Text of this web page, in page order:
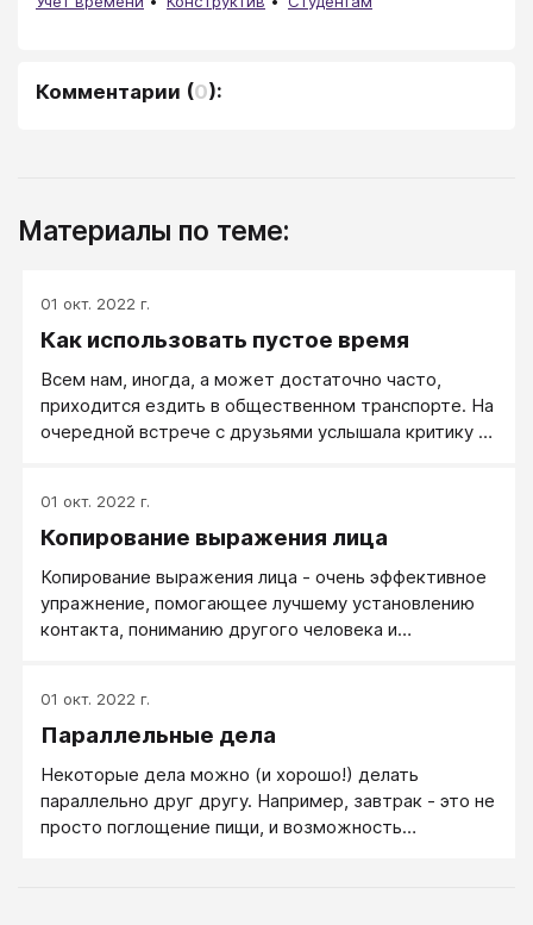
Комментарии (0):
Материалы по теме:
01 окт. 2022 г.
Как использовать пустое время
Всем нам, иногда, а может достаточно часто,
приходится ездить в общественном транспорте. На
очередной встрече с друзьями услышала критику и
сделать поездки в метро или автобусе
интересными, полезными?
01 окт. 2022 г.
Копирование выражения лица
Копирование выражения лица - очень эффективное
упражнение, помогающее лучшему установлению
контакта, пониманию другого человека и
все равно нечего. Если есть опасение, что в метро
человек напротив заметит, как вы копируете его
находится в соседнем вагоне. Два ряда толстых
стекол, отделяющих вас - надежная защита!
01 окт. 2022 г.
Параллельные дела
Некоторые дела можно (и хорошо!) делать
параллельно друг другу. Например, завтрак - это не
просто поглощение пищи, и возможность